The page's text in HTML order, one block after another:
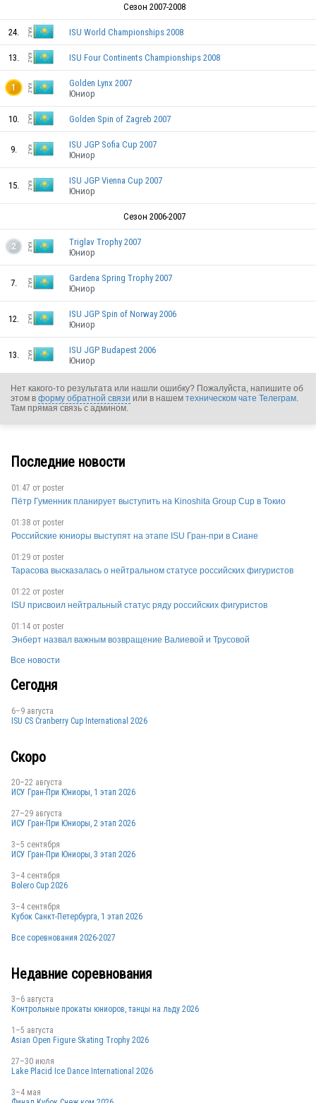
KAZ
KAZ
KAZ
KAZ
KAZ
KAZ
KAZ
KAZ
KAZ
KAZ
KAZ
KAZ
KAZ
KAZ
KAZ
Сезон 2007-2008
24. ISU World Championships 2008
13. ISU Four Continents Championships 2008
1
Golden Lynx 2007
Юниор
10. Golden Spin of Zagreb 2007
9.
ISU JGP Sofia Cup 2007
Юниор
15.
ISU JGP Vienna Cup 2007
Юниор
Сезон 2006-2007
2
Triglav Trophy 2007
Юниор
7.
Gardena Spring Trophy 2007
Юниор
12.
ISU JGP Spin of Norway 2006
Юниор
13.
ISU JGP Budapest 2006
Юниор
Нет какого-то результата или нашли ошибку? Пожалуйста, напишите об
этом в форму обратной связи или в нашем техническом чате Телеграм
Там прямая связь с админом.
Последние новости
01:47 от poster
Пётр Гуменник планирует выступить на Kinoshita Group Cup в Токио
01:38 от poster
Российские юниоры выступят на этапе ISU Гран-при в Сиане
01:29 от poster
Тарасова высказалась о нейтральном статусе российских фигуристов
01:22 от poster
ISU присвоил нейтральный статус ряду российских фигуристов
01:14 от poster
Энберт назвал важным возвращение Валиевой и Трусовой
Все новости
Сегодня
6–9 августа
ISU CS Cranberry Cup International 2026
Скоро
20–22 августа
ИСУ Гран-При Юниоры, 1 этап 2026
27–29 августа
ИСУ Гран-При Юниоры, 2 этап 2026
3–5 сентября
ИСУ Гран-При Юниоры, 3 этап 2026
3–4 сентября
Bolero Cup 2026
3–4 сентября
Кубок Санкт-Петербурга, 1 этап 2026
Все соревнования 2026-2027
Недавние соревнования
3–6 августа
Контрольные прокаты юниоров, танцы на льду 2026
1–5 августа
Asian Open Figure Skating Trophy 2026
27–30 июля
Lake Placid Ice Dance International 2026
3–4 мая